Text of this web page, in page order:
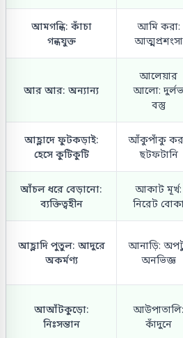
আমগন্ধি: কাঁচা
গন্ধযুক্ত
আমি করা:
আত্মপ্রশংসা
আর আর: অন্যান্য
আলেয়ার
আলো: দুর্লভ
বস্তু
আহ্লাদে ফুটকড়াই:
হেসে কুটিকুটি
আঁকুপাঁকু
ছটফটানি
আঁচল ধরে বেড়ানো:
ব্যক্তিত্বহীন
আকাট মূর্খ:
নিরেট
আহ্লাদি পুতুল: আদুরে
অকর্মণ্য
আনাড়ি:
অনভিজ্ঞ
আআঁটকুড়ো:
নিঃসন্তান
আউপাতালি:
কাঁদুনে